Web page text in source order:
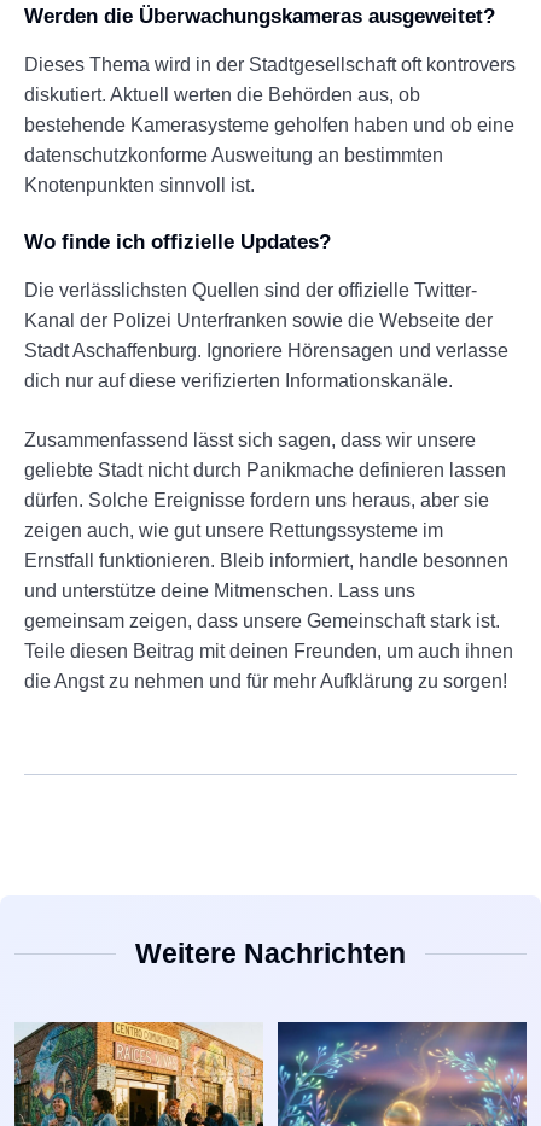
Werden die Überwachungskameras ausgeweitet?
Dieses Thema wird in der Stadtgesellschaft oft kontrovers
diskutiert. Aktuell werten die Behörden aus, ob
bestehende Kamerasysteme geholfen haben und ob eine
datenschutzkonforme Ausweitung an bestimmten
Knotenpunkten sinnvoll ist.
Wo finde ich offizielle Updates?
Die verlässlichsten Quellen sind der offizielle Twitter-
Kanal der Polizei Unterfranken sowie die Webseite der
Stadt Aschaffenburg. Ignoriere Hörensagen und verlasse
dich nur auf diese verifizierten Informationskanäle.
Zusammenfassend lässt sich sagen, dass wir unsere
geliebte Stadt nicht durch Panikmache definieren lassen
dürfen. Solche Ereignisse fordern uns heraus, aber sie
zeigen auch, wie gut unsere Rettungssysteme im
Ernstfall funktionieren. Bleib informiert, handle besonnen
und unterstütze deine Mitmenschen. Lass uns
gemeinsam zeigen, dass unsere Gemeinschaft stark ist.
Teile diesen Beitrag mit deinen Freunden, um auch ihnen
die Angst zu nehmen und für mehr Aufklärung zu sorgen!
Weitere Nachrichten